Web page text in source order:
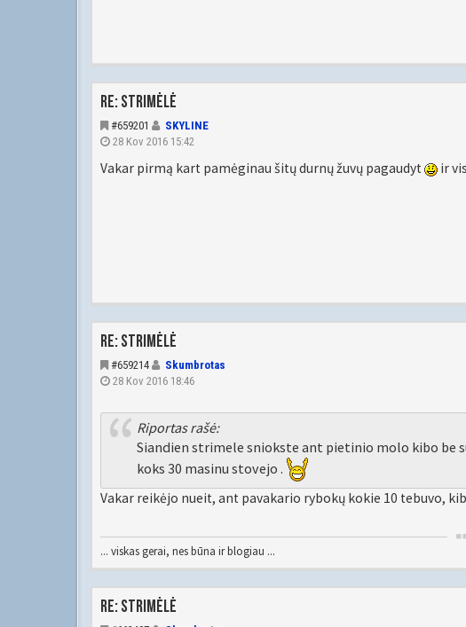
Re: Strimėlė
#659201
SKYLINE
28 Kov 2016 15:42
Vakar pirmą kart pamėginau šitų durnų žuvų pagaudyt ir
Re: Strimėlė
#659214
Skumbrotas
28 Kov 2016 18:46
Riportas rašė:
Siandien strimele sniokste ant pietinio molo kibo be
koks 30 masinu stovejo .
Vakar reikėjo nueit, ant pavakario rybokų kokie 10 tebuvo,
... viskas gerai, nes būna ir blogiau ...
Re: Strimėlė